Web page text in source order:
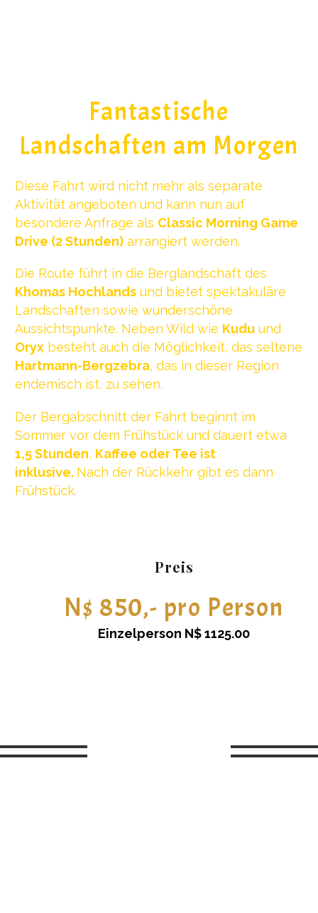
Fantastische
Landschaften am Morgen
Diese Fahrt wird nicht mehr als separate
Aktivität angeboten und kann nun auf
besondere Anfrage als Classic Morning Game
Drive (2 Stunden) arrangiert werden.
Die Route führt in die Berglandschaft des
Khomas Hochlands und bietet spektakuläre
Landschaften sowie wunderschöne
Aussichtspunkte. Neben Wild wie Kudu und
Oryx besteht auch die Möglichkeit, das seltene
Hartmann-Bergzebra, das in dieser Region
endemisch ist, zu sehen.
Der Bergabschnitt der Fahrt beginnt im
Sommer vor dem Frühstück und dauert etwa
1,5 Stunden, Kaffee oder Tee ist
inklusive. Nach der Rückkehr gibt es dann
Frühstück.
Preis
N$ 850,- pro Person
Einzelperson N$ 1125.00